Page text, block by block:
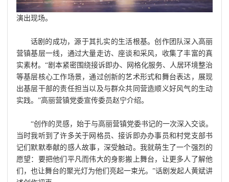
演出现场。
话剧的成功，源于其扎实的生活根基。创作团队深入高丽
营镇基层一线，通过大量走访、座谈和采风，收集了丰富的真
实素材。“剧本紧密围绕接诉即办、网格化服务、人居环境整治
等基层核心工作场景，通过创新的艺术形式和舞台表达，展现
出基层干部的责任担当以及与群众共同营造顺义好风气的生动
实践。”高丽营镇党委宣传委员赵宁介绍。
“创作的灵感，始于与高丽营镇党委书记的一次深入交谈。
当时我听到了许多关于网格员、接诉即办办事员和村党支部书
记们默默奉献的感人故事，深受触动。我就萌生了一个强烈的
愿望：要把他们平凡而伟大的身影搬上舞台，让更多人了解他
们，也让舞台的聚光灯为他们亮起一束光。”话剧发起人黄斌讲